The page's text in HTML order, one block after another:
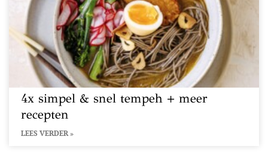
4x simpel & snel tempeh + meer
recepten
LEES VERDER »